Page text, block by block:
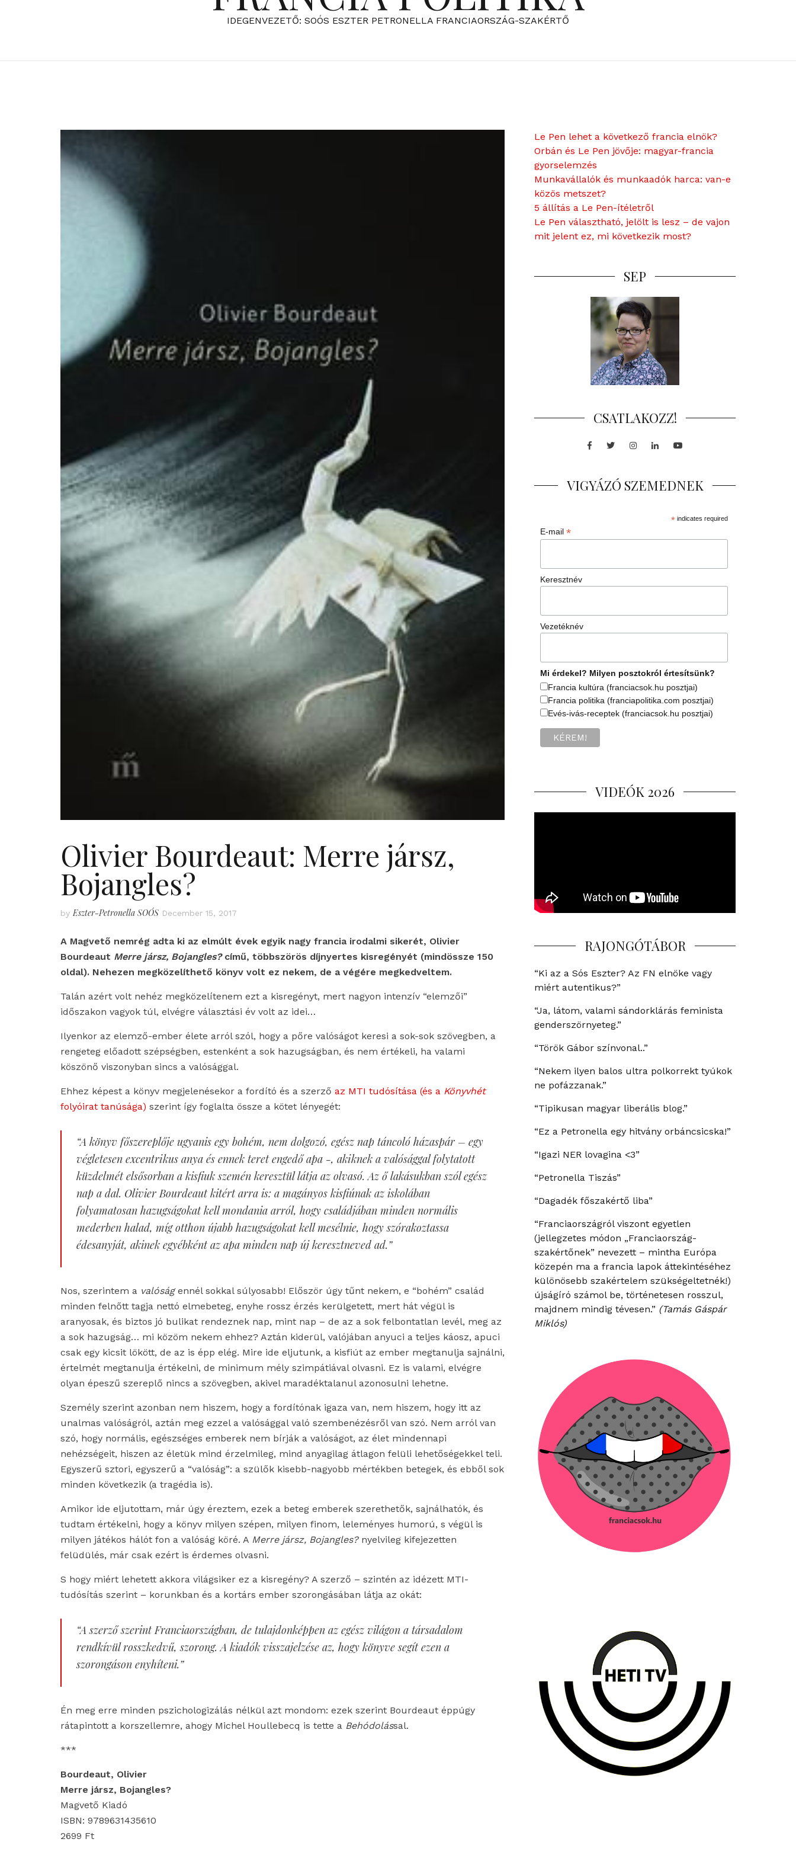
IDEGENVEZETŐ: SOÓS ESZTER PETRONELLA FRANCIAORSZÁG-SZAKÉRTŐ
Olivier Bourdeaut: Merre jársz,
Bojangles?
by Eszter-Petronella SOÓS December 15, 2017
A Magvető nemrég adta ki az elmúlt évek egyik nagy francia irodalmi sikerét, Olivier
Bourdeaut Merre jársz, Bojangles?című, többszörös díjnyertes kisregényét (mindössze 150
oldal). Nehezen megközelíthető könyv volt ez nekem, de a végére megkedveltem.
Talán azért volt nehéz megközelítenem ezt a kisregényt, mert nagyon intenzív “elemzői”
időszakon vagyok túl, elvégre választási év volt az idei…
Ilyenkor az elemző-ember élete arról szól, hogy a pőre valóságot keresi a sok-sok szövegben, a
rengeteg előadott szépségben, estenként a sok hazugságban, és nem értékeli, ha valami
köszönő viszonyban sincs a valósággal.
Ehhez képest a könyv megjelenésekor a fordító és a szerző az MTI tudósítása (és a Könyvhét
folyóirat tanúsága) szerint így foglalta össze a kötet lényegét:
“A könyv főszereplője ugyanis egy bohém, nem dolgozó, egész nap táncoló házaspár – egy
végletesen excentrikus anya és ennek teret engedő apa -, akiknek a valósággal folytatott
küzdelmét elsősorban a kisfiuk szemén keresztül látja az olvasó. Az ő lakásukban szól egész
nap a dal. Olivier Bourdeaut kitért arra is: a magányos kisfiúnak az iskolában
folyamatosan hazugságokat kell mondania arról, hogy családjában minden normális
mederben halad, míg otthon újabb hazugságokat kell mesélnie, hogy szórakoztassa
édesanyját, akinek egyébként az apa minden nap új keresztneved ad.”
Nos, szerintem a valóságennél sokkal súlyosabb! Először úgy tűnt nekem, e “bohém” család
minden felnőtt tagja nettó elmebeteg, enyhe rossz érzés kerülgetett, mert hát végül is
aranyosak, és biztos jó bulikat rendeznek nap, mint nap – de az a sok felbontatlan levél, meg az
a sok hazugság… mi közöm nekem ehhez? Aztán kiderül, valójában anyuci a teljes káosz, apuci
csak egy kicsit lökött, de az is épp elég. Mire ide eljutunk, a kisfiút az ember megtanulja sajnálni,
értelmét megtanulja értékelni, de minimum mély szimpátiával olvasni. Ez is valami, elvégre
olyan épeszű szereplő nincs a szövegben, akivel maradéktalanul azonosulni lehetne.
Személy szerint azonban nem hiszem, hogy a fordítónak igaza van, nem hiszem, hogy itt az
unalmas valóságról, aztán meg ezzel a valósággal való szembenézésről van szó. Nem arról van
szó, hogy normális, egészséges emberek nem bírják a valóságot, az élet mindennapi
nehézségeit, hiszen az életük mind érzelmileg, mind anyagilag átlagon felüli lehetőségekkel teli.
Egyszerű sztori, egyszerű a “valóság”: a szülők kisebb-nagyobb mértékben betegek, és ebből sok
minden következik (a tragédia is).
Amikor ide eljutottam, már úgy éreztem, ezek a beteg emberek szerethetők, sajnálhatók, és
tudtam értékelni, hogy a könyv milyen szépen, milyen finom, leleményes humorú, s végül is
milyen játékos hálót fon a valóság köré. A Merre jársz, Bojangles?nyelvileg kifejezetten
felüdülés, már csak ezért is érdemes olvasni.
S hogy miért lehetett akkora világsiker ez a kisregény? A szerző – szintén az idézett MTI-
tudósítás szerint – korunkban és a kortárs ember szorongásában látja az okát:
“A szerző szerint Franciaországban, de tulajdonképpen az egész világon a társadalom
rendkívül rosszkedvű, szorong. A kiadók visszajelzése az, hogy könyve segít ezen a
szorongáson enyhíteni.”
Én meg erre minden pszichologizálás nélkül azt mondom: ezek szerint Bourdeaut éppúgy
rátapintott a korszellemre, ahogy Michel Houllebecq is tette a Behódolással.
***
Bourdeaut, Olivier
Merre jársz, Bojangles?
Magvető Kiadó
ISBN: 9789631435610
2699 Ft
Le Pen lehet a következő francia elnök?
Orbán és Le Pen jövője: magyar-francia
gyorselemzés
Munkavállalók és munkaadók harca: van-e
közös metszet?
5 állítás a Le Pen-ítéletről
Le Pen választható, jelölt is lesz – de vajon
mit jelent ez, mi következik most?
SEP
CSATLAKOZZ!
Facebook
TwitterInstagram
LinkedInYoutube
VIGYÁZÓ SZEMEDNEK
*indicates required
E-mail*
Keresztnév
Vezetéknév
Mi érdekel? Milyen posztokról értesítsünk?
Francia kultúra (franciacsok.hu posztjai)
Francia politika (franciapolitika.com posztjai)
Evés-ivás-receptek (franciacsok.hu posztjai)
VIDEÓK 2026
RAJONGÓTÁBOR
“Ki az a Sós Eszter? Az FN elnöke vagy
miért autentikus?”
“Ja, látom, valami sándorklárás feminista
genderszörnyeteg.”
“Török Gábor színvonal..”
“Nekem ilyen balos ultra polkorrekt tyúkok
ne pofázzanak.”
“Tipikusan magyar liberális blog.”
“Ez a Petronella egy hitvány orbáncsicska!”
“Igazi NER lovagina <3”
“Petronella Tiszás”
“Dagadék főszakértő liba”
“Franciaországról viszont egyetlen
(jellegzetes módon „Franciaország-
szakértőnek” nevezett – mintha Európa
közepén ma a francia lapok áttekintéséhez
különösebb szakértelem szükségeltetnék!)
újságíró számol be, történetesen rosszul,
majdnem mindig tévesen.” (Tamás Gáspár
Miklós)